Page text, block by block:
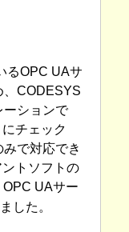
るOPC UAサ
、CODESYS
ーションで
チェック
で対応でき
トソフトの
UAサー
した。